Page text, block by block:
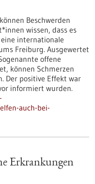
Beschwerden
wissen, dass es
internationale
Freiburg. Ausgewertet
offene
können Schmerzen
Der positive Effekt war
informiert wurden.
auch-bei-
Erkrankungen